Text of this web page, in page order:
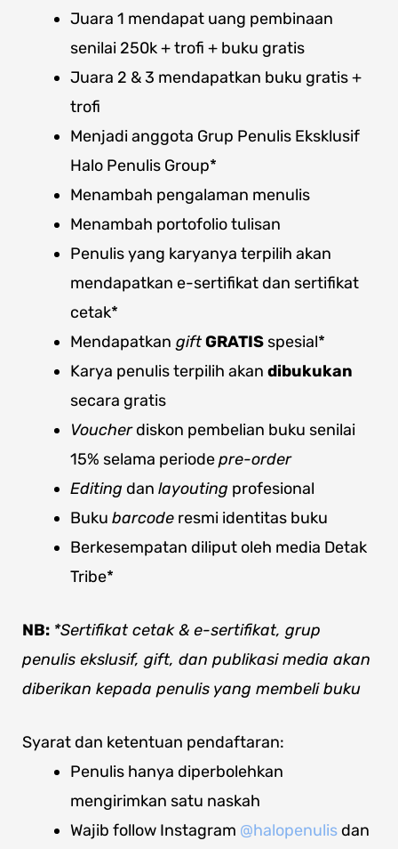
Juara 1 mendapat uang pembinaan
senilai 250k + trofi + buku gratis
Juara 2 & 3 mendapatkan buku gratis +
trofi
Menjadi anggota Grup Penulis Eksklusif
Halo Penulis Group*
Menambah pengalaman menulis
Menambah portofolio tulisan
Penulis yang karyanya terpilih akan
mendapatkan e-sertifikat dan sertifikat
cetak*
Mendapatkan giftGRATIS spesial*
Karya penulis terpilih akan dibukukan
secara gratis
Voucherdiskon pembelian buku senilai
15% selama periodepre-order
Editing dan layouting profesional
Buku barcode resmi identitas buku
Berkesempatan diliput oleh media Detak
Tribe*
NB: *Sertifikat cetak & e-sertifikat, grup
penulis ekslusif, gift, dan publikasi media akan
diberikan kepada penulis yang membeli buku
Syarat dan ketentuan pendaftaran:
Penulis hanya diperbolehkan
mengirimkan satu naskah
Wajib follow Instagram @halopenulisdan